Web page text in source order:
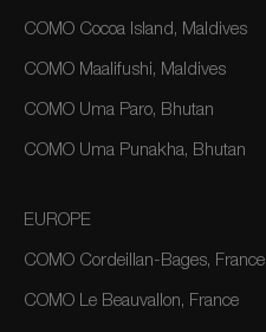
COMO Cocoa Island, Maldives
COMO Maalifushi, Maldives
COMO Uma Paro, Bhutan
COMO Uma Punakha, Bhutan
EUROPE
COMO Cordeillan-Bages, France
COMO Le Beauvallon, France